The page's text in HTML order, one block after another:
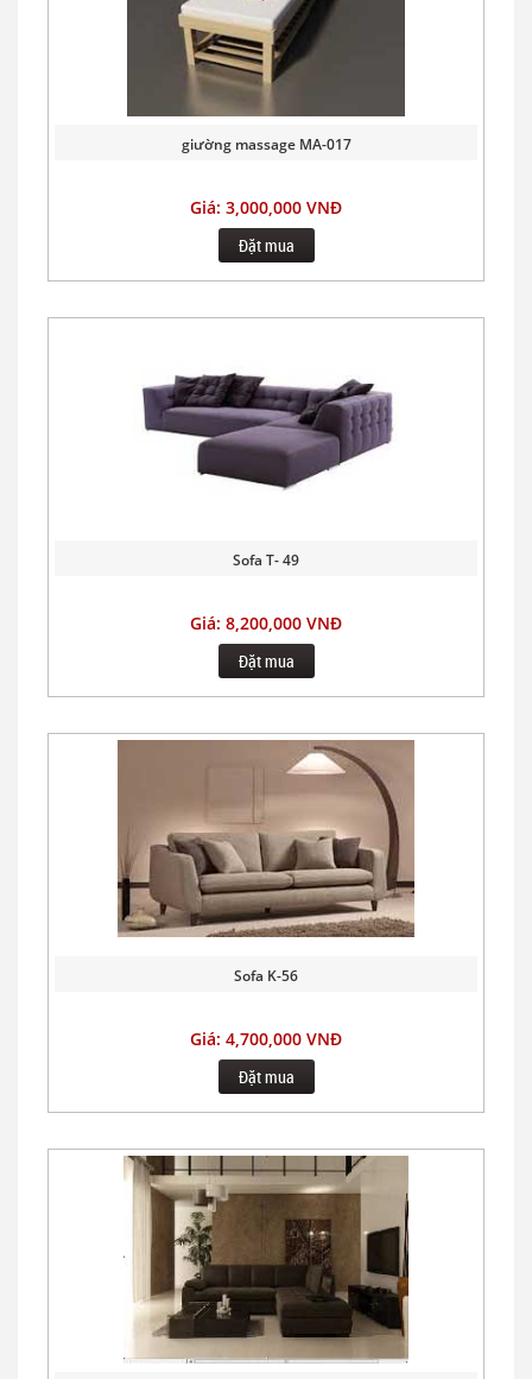
giường massage MA-017
Giá: 3,000,000 VNĐ
Đặt mua
Sofa T- 49
Giá: 8,200,000 VNĐ
Đặt mua
Sofa K-56
Giá: 4,700,000 VNĐ
Đặt mua